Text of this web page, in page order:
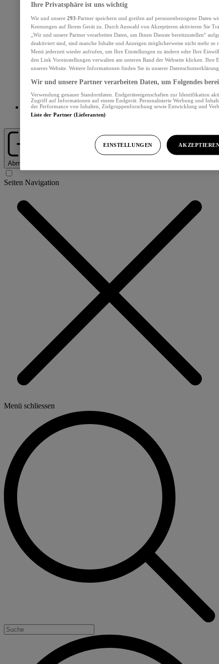
Abos und Services
Abmelden
Seiten Navigation
Menü schliessen
Ihre Privatsphäre ist uns wichtig
Wir und unsere 293-Partner speichern und greifen auf personenbezogene Daten
Kennungen auf Ihrem Gerät zu. Durch Auswahl von Akzeptieren aktivieren Sie
„Wir und unsere Partner verarbeiten Daten, um Ihnen Dienste bereitzustellen“
deaktiviert sind, sind manche Inhalte und Anzeigen möglicherweise nicht mehr so
Menü jederzeit wieder aufrufen, um Ihre Einstellungen zu ändern oder Ihre
den Link Voreinstellungen verwalten am unteren Rand der Webseite klicken. Ihre
unseres Website. Weitere Informationen finden Sie in unserer
Wir und unsere Partner verarbeiten Daten, um Folgendes
Verwendung genauer Standortdaten. Endgeräteeigenschaften zur Identifikation
Zugriff auf Informationen auf einem Endgerät. Personalisierte Werbung und
der Performance von Inhalten, Zielgruppenforschung sowie Entwicklung und
Liste der Partner (Lieferanten)
EINSTELLUNGEN